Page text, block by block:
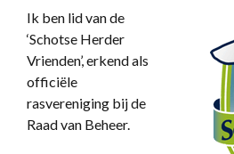
Ik ben lid van de
‘Schotse Herder
Vrienden’, erkend als
officiële
rasvereniging bij de
Raad van Beheer.